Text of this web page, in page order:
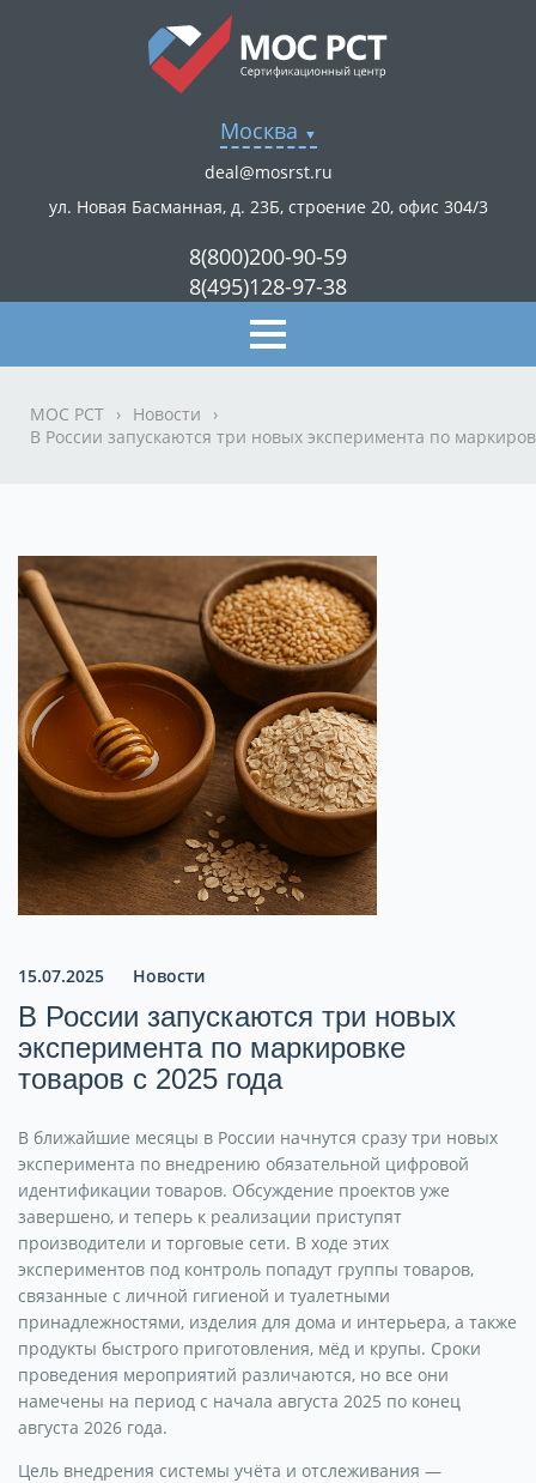
Москва
deal@mosrst.ru
ул. Новая Басманная, д. 23Б, строение 20, офис 304/3
8(800)200-90-59
8(495)128-97-38
МОС РСТ › Новости
›
В России запускаются три новых эксперимента по
15.07.2025 Новости
В России запускаются три новых
эксперимента по маркировке
товаров с 2025 года
В ближайшие месяцы в России начнутся сразу три новых
эксперимента по внедрению обязательной цифровой
идентификации товаров. Обсуждение проектов уже
завершено, и теперь к реализации приступят
производители и торговые сети. В ходе этих
экспериментов под контроль попадут группы товаров,
связанные с личной гигиеной и туалетными
принадлежностями, изделия для дома и интерьера, а также
продукты быстрого приготовления, мёд и крупы. Сроки
проведения мероприятий различаются, но все они
намечены на период с начала августа 2025 по конец
августа 2026 года.
Цель внедрения системы учёта и отслеживания —